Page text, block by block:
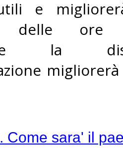
e
delle ore
la
Come sara' il